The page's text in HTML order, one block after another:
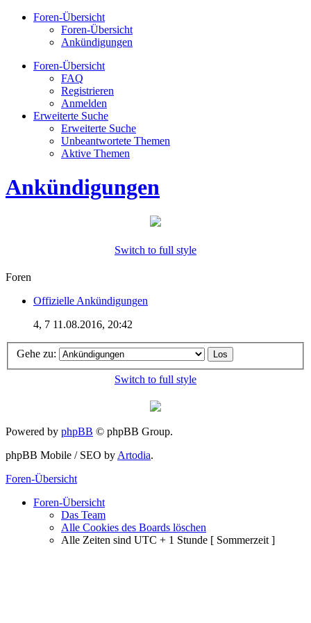
Foren-Übersicht
Foren-Übersicht
Ankündigungen
Foren-Übersicht
FAQ
Registrieren
Anmelden
Erweiterte Suche
Erweiterte Suche
Unbeantwortete Themen
Aktive Themen
Ankündigungen
Switch to full style
Foren
Offizielle Ankündigungen
4, 7 11.08.2016, 20:42
Gehe zu:
Switch to full style
Powered by phpBB © phpBB Group.
phpBB Mobile / SEO byArtodia.
Foren-Übersicht
Foren-Übersicht
Das Team
Alle Cookies des Boards löschen
Alle Zeiten sind UTC + 1 Stunde [ Sommerzeit ]